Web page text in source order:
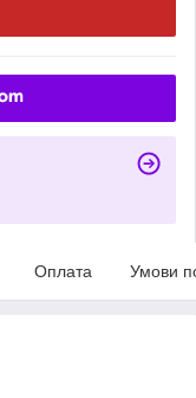
Оплата Умови